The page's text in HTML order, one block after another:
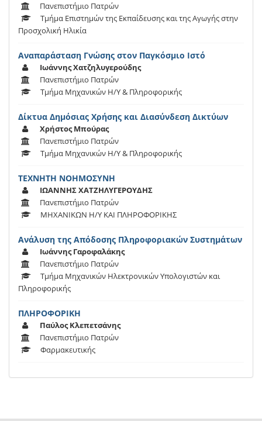
Πανεπιστήμιο Πατρών
Τμήμα Επιστημών της Εκπαίδευσης και της Αγωγής στην
Προσχολική Ηλικία
Αναπαράσταση Γνώσης στον Παγκόσμιο Ιστό
Ιωάννης Χατζηλυγερούδης
Πανεπιστήμιο Πατρών
Τμήμα Μηχανικών Η/Υ & Πληροφορικής
Δίκτυα Δημόσιας Χρήσης και Διασύνδεση Δικτύων
Χρήστος Μπούρας
Πανεπιστήμιο Πατρών
Τμήμα Μηχανικών Η/Υ & Πληροφορικής
ΤΕΧΝΗΤΗ ΝΟΗΜΟΣΥΝΗ
ΙΩΑΝΝΗΣ ΧΑΤΖΗΛΥΓΕΡΟΥΔΗΣ
Πανεπιστήμιο Πατρών
ΜΗΧΑΝΙΚΩΝ Η/Υ ΚΑΙ ΠΛΗΡΟΦΟΡΙΚΗΣ
Ανάλυση της Απόδοσης Πληροφοριακών Συστημάτων
Ιωάννης Γαροφαλάκης
Πανεπιστήμιο Πατρών
Τμήμα Μηχανικών Ηλεκτρονικών Υπολογιστών και
Πληροφορικής
ΠΛΗΡΟΦΟΡΙΚΗ
Παύλος Κλεπετσάνης
Πανεπιστήμιο Πατρών
Φαρμακευτικής